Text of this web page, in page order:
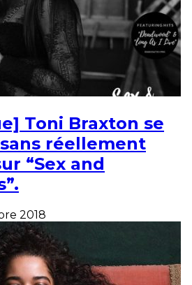
Toni Braxton se
réellement
“Sex and
2018